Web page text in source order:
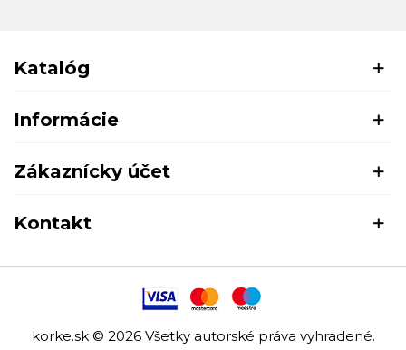
Katalóg
Informácie
Zákaznícky účet
Kontakt
korke.sk © 2026 Všetky autorské práva vyhradené.